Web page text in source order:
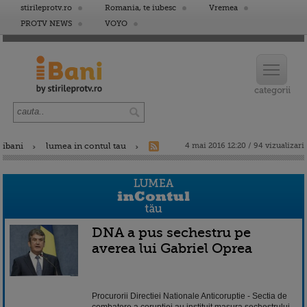
stirileprotv.ro Romania, te iubesc
Vremea
PROTV NEWS
VOYO
ibani lumea in contul tau 4 mai 2016 12:20 / 94 vizualizari
DNA a pus sechestru pe
averea lui Gabriel Oprea
Procurorii Directiei Nationale Anticoruptie - Sectia de